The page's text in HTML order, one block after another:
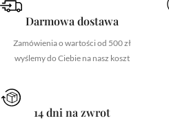
Darmowa dostawa
Zamówienia o wartości od 500 zł
wyślemy do Ciebie na nasz koszt
14 dni na zwrot